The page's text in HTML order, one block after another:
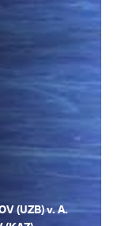
(UZB) v. A.